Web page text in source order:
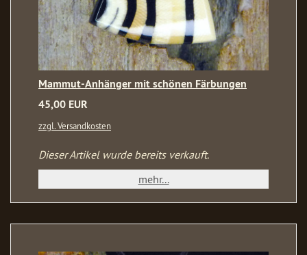
Mammut-Anhänger mit schönen Färbungen
45,00 EUR
zzgl. Versandkosten
Dieser Artikel wurde bereits verkauft.
mehr...